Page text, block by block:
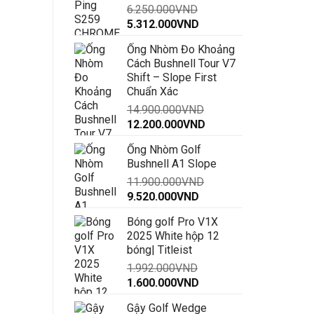
6.250.000VND
Giá
là:
6.250.000VND.
5.312.000VND
tại
là:
5.312.000VND.
Ống Nhòm Đo Khoảng
Cách Bushnell Tour V7
Shift – Slope First
Chuẩn Xác
14.900.000VND
Giá
là:
14.900.000VND.
12.200.000VND
là:
Ống Nhòm Golf
Bushnell A1 Slope
11.900.000VND
Giá
là:
11.900.000VND.
9.520.000VND
tại
là:
Bóng golf Pro V1X
2025 White hộp 12
bóng| Titleist
1.992.000VND
Giá
1.600.000VND
Gậy Golf Wedge